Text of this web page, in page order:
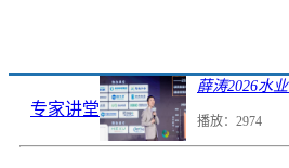
专家讲堂
薛涛2026水
播放：2974